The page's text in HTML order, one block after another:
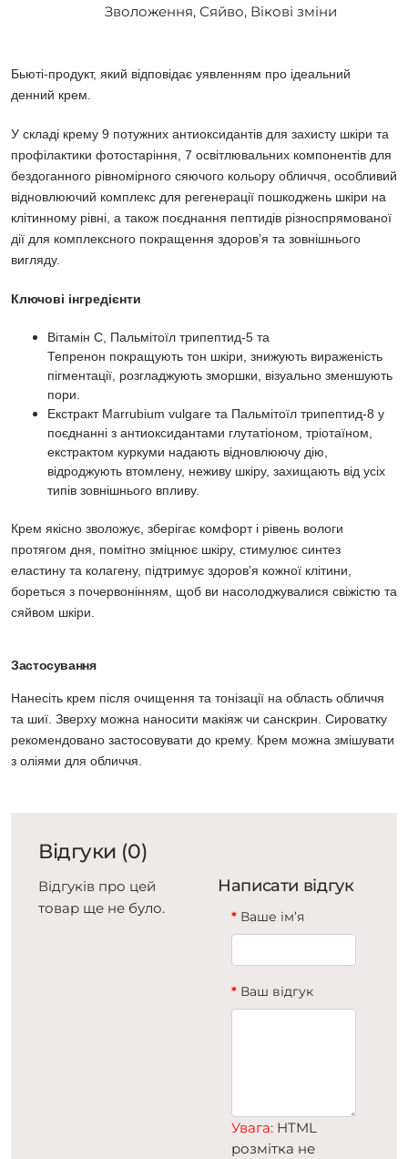
Зволоження, Сяйво, Вікові зміни
Бьюті-продукт, який відповідає уявленням про ідеальний
денний крем.
У складі крему 9 потужних антиоксидантів для захисту шкіри та
профілактики фотостаріння, 7 освітлювальних компонентів для
бездоганного рівномірного сяючого кольору обличчя, особливий
відновлюючий комплекс для регенерації пошкоджень шкіри на
клітинному рівні, а також поєднання пептидів різноспрямованої
дії для комплексного покращення здоров’я та зовнішнього
вигляду.
Ключові інгредієнти
Вітамін С, Пальмітоїл трипептид-5 та
Тепренон покращують тон шкіри, знижують вираженість
пігментації, розгладжують зморшки, візуально зменшують
пори.
Екстракт Marrubium vulgare та Пальмітоїл трипептид-8 у
поєднанні з антиоксидантами глутатіоном, тріотаїном,
екстрактом куркуми надають відновлюючу дію,
відроджують втомлену, неживу шкіру, захищають від усіх
типів зовнішнього впливу.
Крем якісно зволожує, зберігає комфорт і рівень вологи
протягом дня, помітно зміцнює шкіру, стимулює синтез
еластину та колагену, підтримує здоров’я кожної клітини,
бореться з почервонінням, щоб ви насолоджувалися свіжістю та
сяйвом шкіри.
Застосування
Нанесіть крем після очищення та тонізації на область обличчя
та шиї. Зверху можна наносити макіяж чи санскрин. Сироватку
рекомендовано застосовувати до крему. Крем можна змішувати
з оліями для обличчя.
Відгуки (0)
Відгуків про цей
товар ще не було.
Написати відгук
Ваше ім’я
Ваш відгук
Увага: HTML
розмітка не